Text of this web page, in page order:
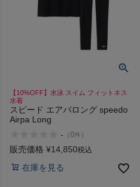
【10%OFF】水泳 スイム フィットネス
水着
スピード エアパロング speedo
Airpa Long
- （0件 ）
販売価格 ¥14,850税込
在庫を見る